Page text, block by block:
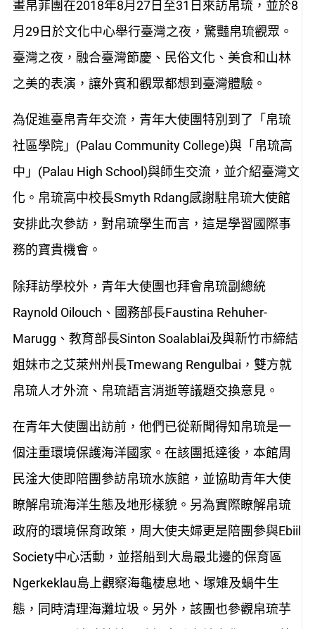
畫帛菲團在2018年8月27日至31日來訪帛琉，並於8
月29日於文化中心舉行臺灣之夜，驚豔帛琉觀眾。
臺灣之夜，融合臺灣節慶、民俗文化、美食和山林
之美的表演，讓外賓和觀眾都想到臺灣體驗。
為促進臺帛青年交流，青年大使團特別到了「帛琉
社區學院」(Palau Community College)與「帛琉高
中」(Palau High School)與師生交流，並介紹臺灣文
化。帛琉高中校長Smyth Rdang感謝駐帛琉大使館
安排此次參訪，對帛琉學生而言，這是學習國際事
務的寶貴機會。
除拜訪學校外，青年大使團也拜會帛琉副總統
Raynold Oilouch、國務部長Faustina Rehuher-
Marugg、教育部長Sinton Soalablai及與新竹市締結
姐妹市之艾萊州州長Tmewang Rengulbai，雙方就
帛琉人才外流、帛琉語言消逝等議題交換意見。
在青年大使團出訪前，他們已從新聞得知帛琉是一
個注重環境保護海洋國家。在該團抵達後，本館周
民淦大使即陪團參訪帛琉水族館，並協助青年大使
瞭解帛琉海洋生態及地形樣貌。另為實際瞭解帛琉
政府的環境保育政策，周大使夫婦更是陪團參與Ebiil
Society中心活動，並搭船到大島最北邊的保育區
Ngerkeklau島上觀察海龜棲息地、塜雉及蝸牛生
態，同時清理海灘垃圾。另外，該團也參觀帛琉芋